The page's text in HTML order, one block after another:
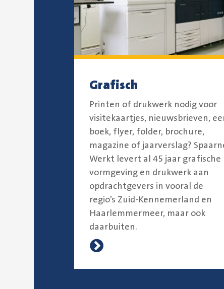
Grafisch
Printen of drukwerk nodig voor
visitekaartjes, nieuwsbrieven,
boek, flyer, folder, brochure,
magazine of jaarverslag?
Werkt levert al 45 jaar grafische
vormgeving en drukwerk aan
opdrachtgevers in vooral de
regio’s Zuid-Kennemerland en
Haarlemmermeer, maar ook
daarbuiten.